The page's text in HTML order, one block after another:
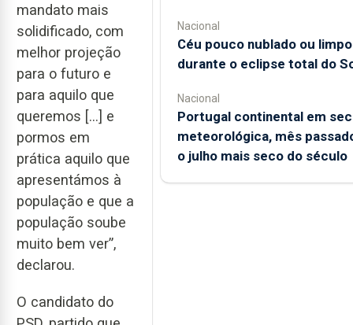
mandato mais
solidificado, com
melhor projeção
para o futuro e
para aquilo que
queremos […] e
pormos em
prática aquilo que
apresentámos à
população e que a
população soube
muito bem ver”,
declarou.
O candidato do
Nacional
Céu pouco nublado ou limpo
durante o eclipse total do
Nacional
Portugal continental em
meteorológica, mês
o julho mais seco do século